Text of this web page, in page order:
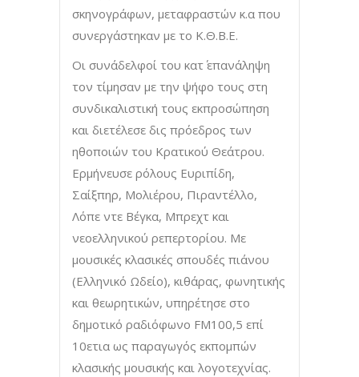
σκηνογράφων, μεταφραστών κ.α που
συνεργάστηκαν με το Κ.Θ.Β.Ε.
Οι συνάδελφοί του κατ΄ επανάληψη
τον τίμησαν με την ψήφο τους στη
συνδικαλιστική τους εκπροσώπηση
και διετέλεσε δις πρόεδρος των
ηθοποιών του Κρατικού Θεάτρου.
Ερμήνευσε ρόλους Ευριπίδη,
Σαίξπηρ, Μολιέρου, Πιραντέλλο,
Λόπε ντε Βέγκα, Μπρεχτ και
νεοελληνικού ρεπερτορίου. Με
μουσικές κλασικές σπουδές πιάνου
(Ελληνικό Ωδείο), κιθάρας, φωνητικής
και θεωρητικών, υπηρέτησε στο
δημοτικό ραδιόφωνο FM100,5 επί
10ετια ως παραγωγός εκπομπών
κλασικής μουσικής και λογοτεχνίας.